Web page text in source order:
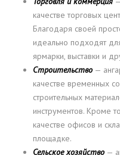
качестве торговых
Благодаря своей
идеально подходят
ярмарки, выставки и
Строительство —
качестве временных
строительных
инструментов. Кроме
качестве офисов и
площадке.
Сельское хозяйство —